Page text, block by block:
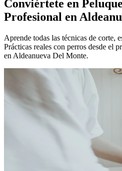
Conviértete en
Profesional en
Aprende todas las técnicas de corte,
Prácticas reales con perros desde el
en Aldeanueva Del Monte.